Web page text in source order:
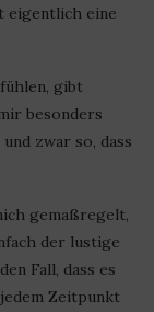
eigentlich eine
gibt
besonders
zwar so, dass
gemaßregelt,
der lustige
Fall, dass es
Zeitpunkt